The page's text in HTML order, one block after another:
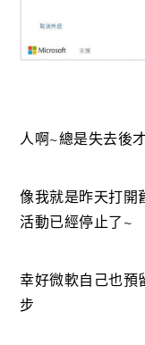
人啊~總是失去後
像我就是昨天打
活動已經停止了~
幸好微軟自己也預
步